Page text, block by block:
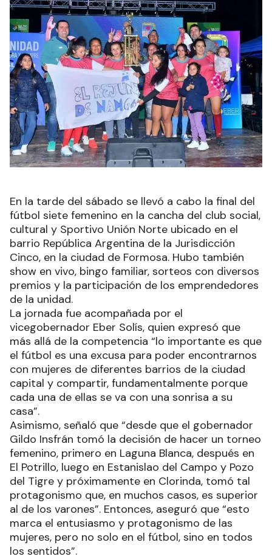
En la tarde del sábado se llevó a cabo la final del
fútbol siete femenino en la cancha del club social,
cultural y Sportivo Unión Norte ubicado en el
barrio República Argentina de la Jurisdicción
Cinco, en la ciudad de Formosa. Hubo también
show en vivo, bingo familiar, sorteos con diversos
premios y la participación de los emprendedores
de la unidad.
La jornada fue acompañada por el
vicegobernador Eber Solís, quien expresó que
más allá de la competencia “lo importante es que
el fútbol es una excusa para poder encontrarnos
con mujeres de diferentes barrios de la ciudad
capital y compartir, fundamentalmente porque
cada una de ellas se va con una sonrisa a su
casa”.
Asimismo, señaló que “desde que el gobernador
Gildo Insfrán tomó la decisión de hacer un torneo
femenino, primero en Laguna Blanca, después en
El Potrillo, luego en Estanislao del Campo y Pozo
del Tigre y próximamente en Clorinda, tomó tal
protagonismo que, en muchos casos, es superior
al de los varones”. Entonces, aseguró que “esto
marca el entusiasmo y protagonismo de las
mujeres, pero no solo en el fútbol, sino en todos
los sentidos”.